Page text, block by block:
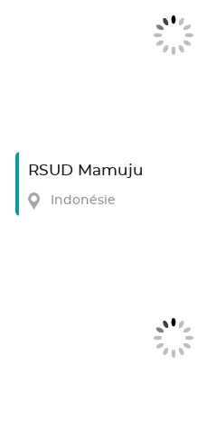
RSUD Mamuju
Indonésie